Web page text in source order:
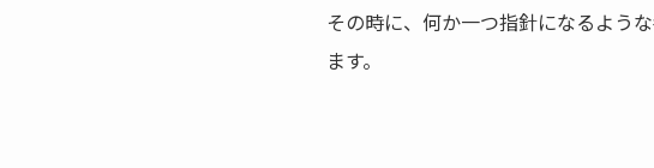
その時に、何か一つ指針になるよう
ます。